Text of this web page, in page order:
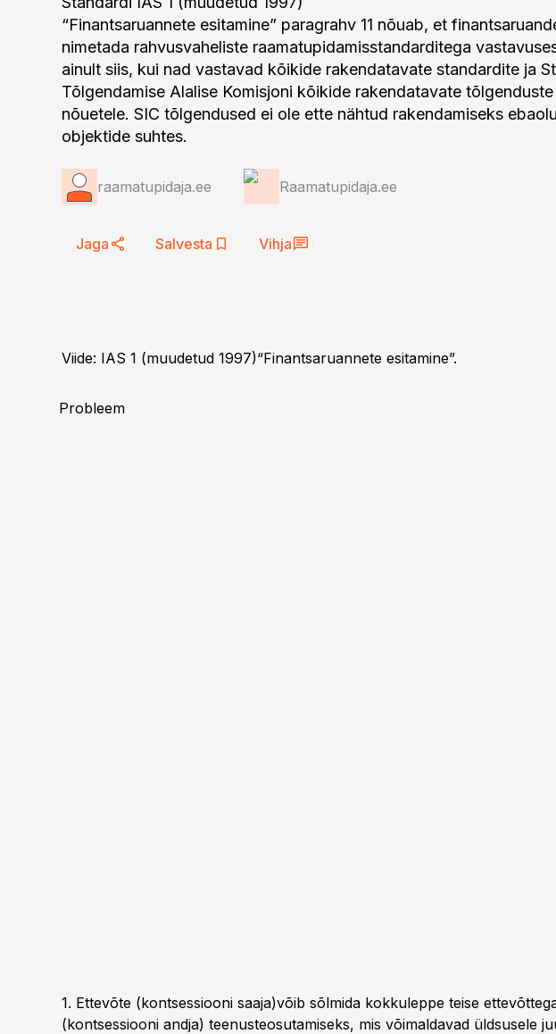
“Finantsaruannete esitamine” paragrahv 11 nõuab, et
nimetada rahvusvaheliste raamatupidamisstandarditega
ainult siis, kui nad vastavad kõikide rakendatavate standardite ja
Tõlgendamise Alalise Komisjoni kõikide rakendatavate
nõuetele. SIC tõlgendused ei ole ette nähtud rakendamiseks
objektide suhtes.
raamatupidaja.ee Raamatupidaja.ee
Jaga Salvesta Vihja
Viide: IAS 1 (muudetud 1997)“Finantsaruannete esitamine”.
Probleem
1. Ettevõte (kontsessiooni saaja)võib sõlmida kokkuleppe teise
(kontsessiooni andja) teenusteosutamiseks, mis võimaldavad üldsusele